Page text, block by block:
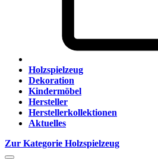
Holzspielzeug
Dekoration
Kindermöbel
Hersteller
Herstellerkollektionen
Aktuelles
Zur Kategorie Holzspielzeug